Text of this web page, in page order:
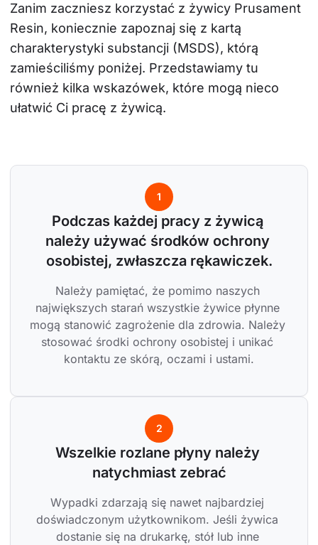
Zanim zaczniesz korzystać z żywicy Prusament
Resin, koniecznie zapoznaj się z kartą
charakterystyki substancji (MSDS), którą
zamieściliśmy poniżej. Przedstawiamy tu
również kilka wskazówek, które mogą nieco
ułatwić Ci pracę z żywicą.
1
Podczas każdej pracy z żywicą
należy używać środków ochrony
osobistej, zwłaszcza rękawiczek.
Należy pamiętać, że pomimo naszych
największych starań wszystkie żywice płynne
mogą stanowić zagrożenie dla zdrowia. Należy
stosować środki ochrony osobistej i unikać
kontaktu ze skórą, oczami i ustami.
2
Wszelkie rozlane płyny należy
natychmiast zebrać
Wypadki zdarzają się nawet najbardziej
doświadczonym użytkownikom. Jeśli żywica
dostanie się na drukarkę, stół lub inne